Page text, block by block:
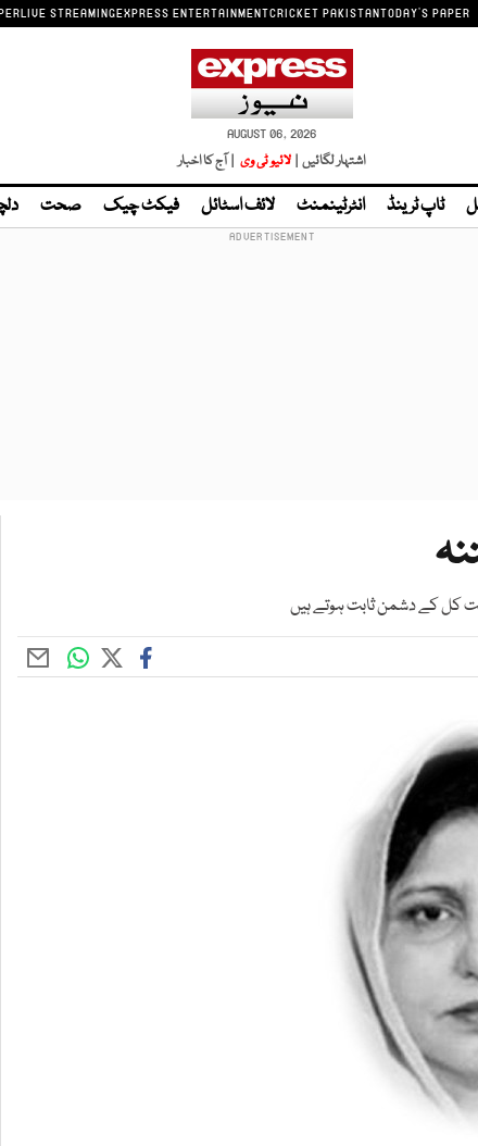
LIVE STREAMINGEXPRESS ENTERTAINMENTCRICKET PAKISTANTODAY'S PAPER
AUGUST 06, 2026
اشتہار لگائیں | لائیو ٹی وی | آج کا اخبار
ٹاپ ٹرینڈ انٹرٹینمنٹ لائف اسٹائل فیکٹ چیک صحت
کے دشمن ثابت ہوتے ہیں